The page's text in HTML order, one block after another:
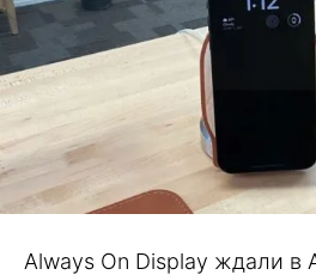
Always On Display ждали в